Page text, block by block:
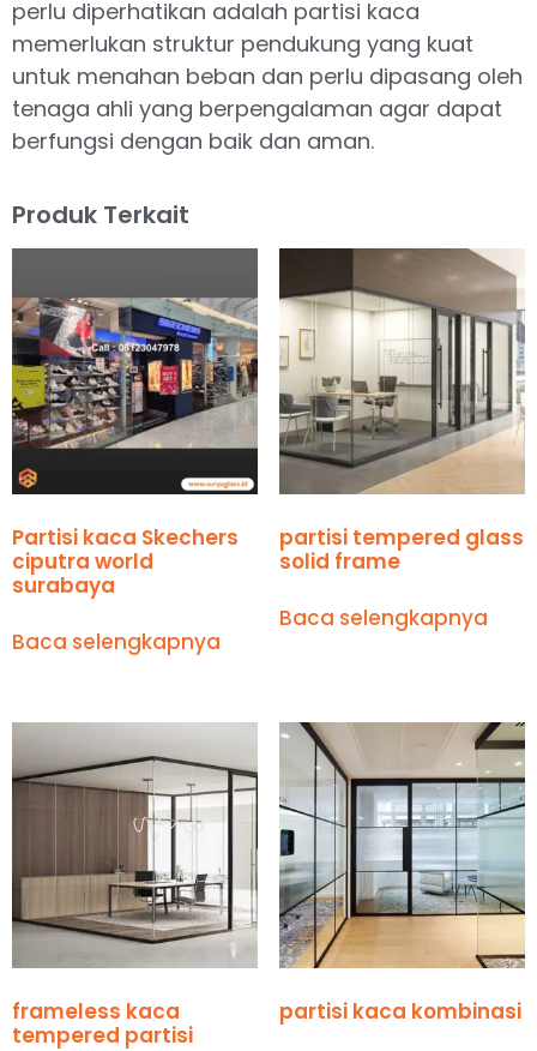
perlu diperhatikan adalah partisi kaca
memerlukan struktur pendukung yang kuat
untuk menahan beban dan perlu dipasang oleh
tenaga ahli yang berpengalaman agar dapat
berfungsi dengan baik dan aman.
Produk Terkait
Partisi kaca Skechers
ciputra world
surabaya
Baca selengkapnya
partisi tempered glass
solid frame
Baca selengkapnya
frameless kaca
tempered partisi
partisi kaca kombinasi